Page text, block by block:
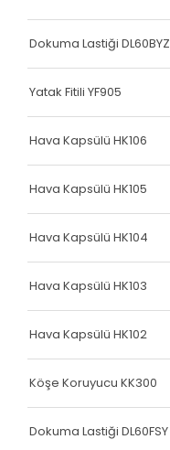
Dokuma Lastiği DL60BYZ
Yatak Fitili YF905
Hava Kapsülü HK106
Hava Kapsülü HK105
Hava Kapsülü HK104
Hava Kapsülü HK103
Hava Kapsülü HK102
Köşe Koruyucu KK300
Dokuma Lastiği DL60FSY